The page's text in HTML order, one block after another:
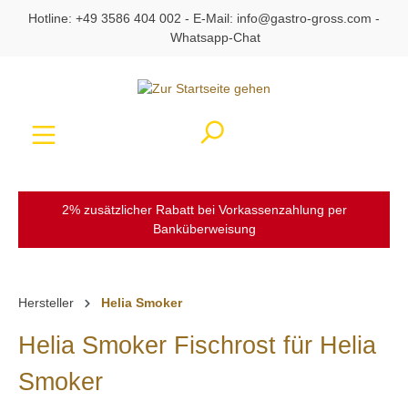
springen
Hotline: +49 3586 404 002 - E-Mail: info@gastro-gross.com -
Whatsapp-Chat
2% zusätzlicher Rabatt bei Vorkassenzahlung per
Banküberweisung
Hersteller Helia Smoker
Helia Smoker Fischrost für Helia
Smoker